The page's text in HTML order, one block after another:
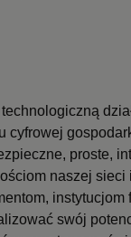
cyfrowej
proste,
naszej
swój